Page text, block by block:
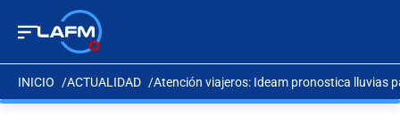
INICIO ACTUALIDAD Atención viajeros: Ideam pronostica lluvias